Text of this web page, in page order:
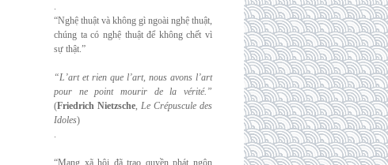
.
“Nghệ thuật và không gì ngoài nghệ thuật,
chúng ta có nghệ thuật để không chết vì
sự thật.”
“L’art et rien que l’art, nous avons l’art
pour ne point mourir de la vérité.”
(Friedrich Nietzsche, Le Crépuscule des
Idoles)
.
“Mạng xã hội đã trao quyền phát ngôn